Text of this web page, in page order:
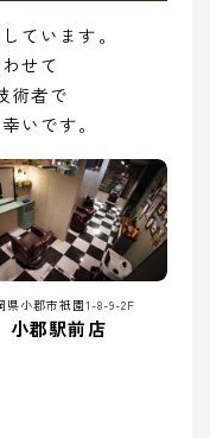
ています。
せて
術者で
いです。
県小郡市祇園1-8-9-2F
小郡駅前店